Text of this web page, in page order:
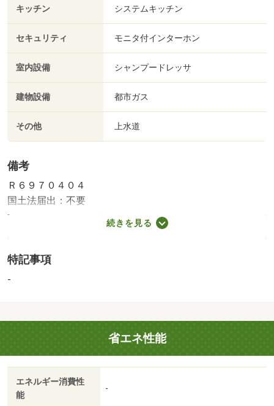
キッチン システムキッチン
セキュリティ モニタ付インターホン
室内設備 シャンプードレッサ
建物設備 都市ガス
その他 上水道
備考
Ｒ６９７０４０４
国土法届出：不要
述べ床面積：70.64m
法令等制限：第１種高度、準防火地域
続きを見る
特記事項
-
省エネ性能
エネルギー消費性
能
-